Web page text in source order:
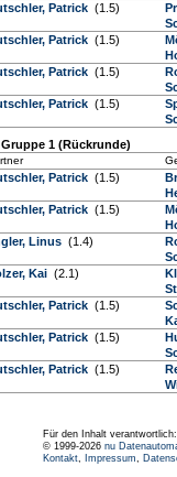
Patrick (1.5)
Patrick (1.5)
Patrick (1.5)
Patrick (1.5)
1 (Rückrunde)
Patrick (1.5)
Patrick (1.5)
Linus (1.4)
Kai (2.1)
Patrick (1.5)
Patrick (1.5)
Patrick (1.5)
Für den Inhalt
© 1999-2026 nu
Kontakt, Impressum,